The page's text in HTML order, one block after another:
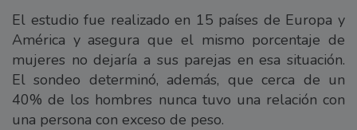
El estudio fue realizado en 15 países de Europa y
América y asegura que el mismo porcentaje de
mujeres no dejaría a sus parejas en esa situación.
El sondeo determinó, además, que cerca de un
40% de los hombres nunca tuvo una relación con
una persona con exceso de peso.